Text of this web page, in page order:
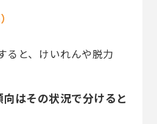
ると、けいれんや脱力
はその状況で分けると